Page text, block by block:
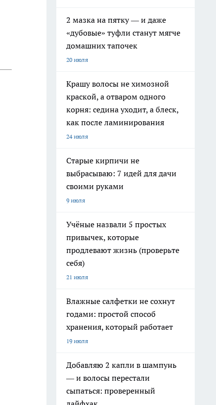
2 мазка на пятку — и даже
«дубовые» туфли станут мягче
домашних тапочек
20 июля
Крашу волосы не химозной
краской, а отваром одного
корня: седина уходит, а блеск,
как после ламинирования
24 июля
Старые кирпичи не
выбрасываю: 7 идей для дачи
своими руками
9 июля
Учёные назвали 5 простых
привычек, которые
продлевают жизнь (проверьте
себя)
21 июля
Влажные салфетки не сохнут
годами: простой способ
хранения, который работает
19 июля
Добавляю 2 капли в шампунь
— и волосы перестали
сыпаться: проверенный